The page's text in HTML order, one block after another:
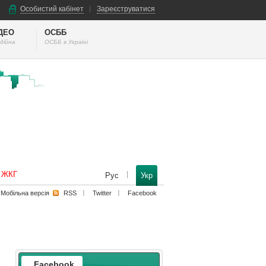
Особистий кабінет Зареєструватися
ОСББ
ОСББ в Україні
ЖКГ Рус Укр
Мобільна версiя RSS Twitter Facebook